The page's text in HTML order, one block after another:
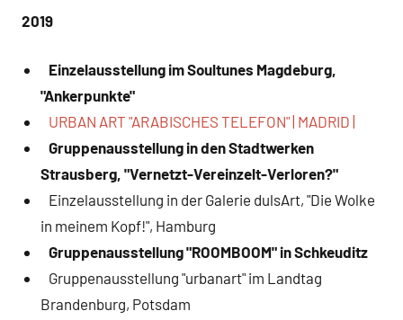
2019
Einzelausstellung im Soultunes Magdeburg,
"Ankerpunkte"
URBAN ART "ARABISCHES TELEFON" | MADRID |
Gruppenausstellung in den Stadtwerken
Strausberg, "Vernetzt-Vereinzelt-Verloren?"
Einzelausstellung in der Galerie dulsArt, "Die Wolke
in meinem Kopf!", Hamburg
Gruppenausstellung "ROOMBOOM" in Schkeuditz
Gruppenausstellung "urbanart" im Landtag
Brandenburg, Potsdam